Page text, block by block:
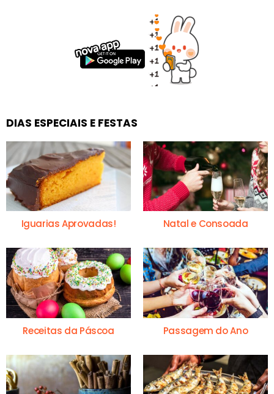
DIAS ESPECIAIS E FESTAS
Iguarias Aprovadas! Natal e Consoada
Receitas da Páscoa Passagem do Ano